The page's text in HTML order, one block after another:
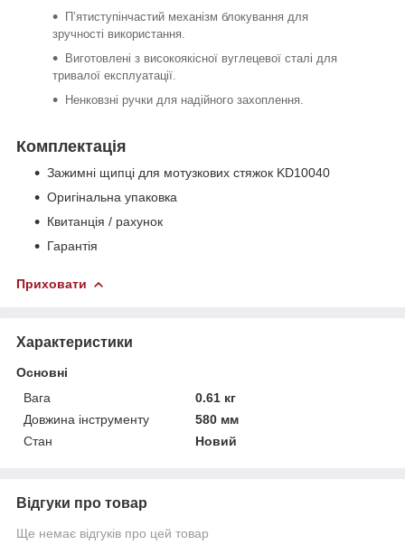
П’ятиступінчастий механізм блокування для
зручності використання.
Виготовлені з високоякісної вуглецевої сталі для
тривалої експлуатації.
Ненковзні ручки для надійного захоплення.
Комплектація
Зажимні щипці для мотузкових стяжок KD10040
Оригінальна упаковка
Квитанція / рахунок
Гарантія
Приховати
Характеристики
Основні
Вага
0.61 кг
Довжина інструменту
580 мм
Стан
Новий
Відгуки про товар
Ще немає відгуків про цей товар